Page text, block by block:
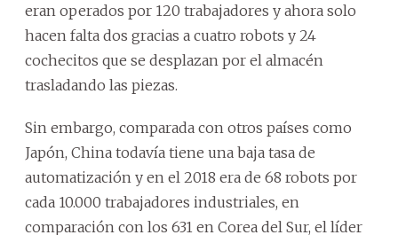
eran operados por 120 trabajadores y ahora solo
hacen falta dos gracias a cuatro robots y 24
cochecitos que se desplazan por el almacén
trasladando las piezas.
Sin embargo, comparada con otros países como
Japón, China todavía tiene una baja tasa de
automatización y en el 2018 era de 68 robots por
cada 10.000 trabajadores industriales, en
comparación con los 631 en Corea del Sur, el líder